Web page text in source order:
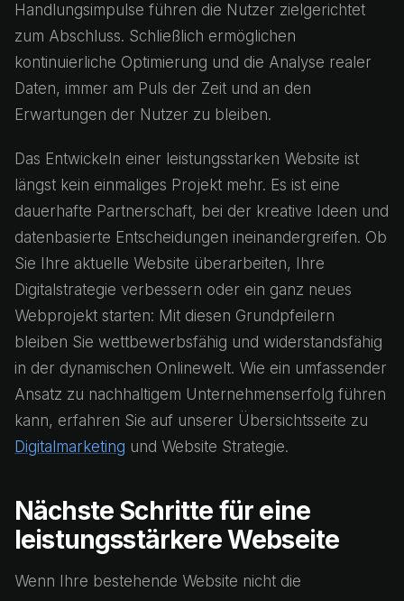
Handlungsimpulse führen die Nutzer zielgerichtet
zum Abschluss. Schließlich ermöglichen
kontinuierliche Optimierung und die Analyse realer
Daten, immer am Puls der Zeit und an den
Erwartungen der Nutzer zu bleiben.
Das Entwickeln einer leistungsstarken Website ist
längst kein einmaliges Projekt mehr. Es ist eine
dauerhafte Partnerschaft, bei der kreative Ideen und
datenbasierte Entscheidungen ineinandergreifen. Ob
Sie Ihre aktuelle Website überarbeiten, Ihre
Digitalstrategie verbessern oder ein ganz neues
Webprojekt starten: Mit diesen Grundpfeilern
bleiben Sie wettbewerbsfähig und widerstandsfähig
in der dynamischen Onlinewelt. Wie ein umfassender
Ansatz zu nachhaltigem Unternehmenserfolg führen
kann, erfahren Sie auf unserer Übersichtsseite zu
Digitalmarketing und Website Strategie.
Nächste Schritte für eine
leistungsstärkere Webseite
Wenn Ihre bestehende Website nicht die